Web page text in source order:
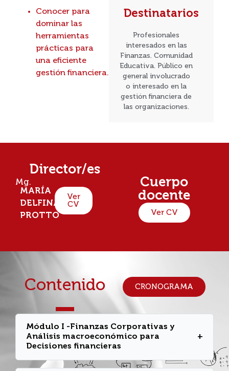
Conocer para
dominar las
herramientas
prácticas para
una eficiente
gestión financiera.
Destinatarios
Profesionales
interesados en las
Finanzas. Comunidad
Educativa. Público en
general involucrado
o interesado en la
gestión financiera de
las organizaciones.
Director/es
Mg.
MARÍA
DELFINA
PROTTO
Ver
CV
Cuerpo
docente
Ver CV
Contenido CRONOGRAMA
Módulo I -Finanzas Corporativas y
Análisis macroeconómico para
Decisiones financieras
+